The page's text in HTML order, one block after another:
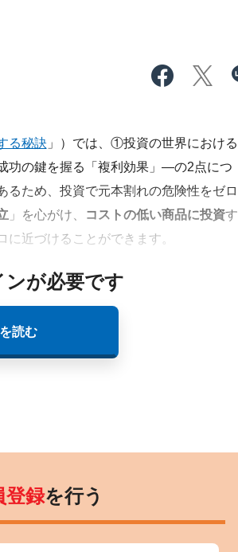
る秘訣」）では、①投資の世界における
功の鍵を握る「複利効果」―の2点につ
るため、投資で元本割れの危険性をゼロ
」を心がけ、 コストの低い商品に投資す
近づけることができます。
が必要です
読む
登録を行う